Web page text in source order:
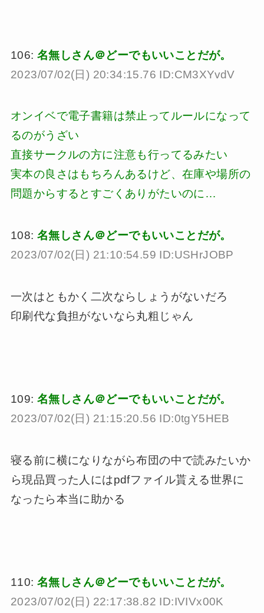
106: 名無しさん＠どーでもいいことだが。
2023/07/02(日) 20:34:15.76 ID:CM3XYvdV
オンイベで電子書籍は禁止ってルールになって
るのがうざい
直接サークルの方に注意も行ってるみたい
実本の良さはもちろんあるけど、在庫や場所の
問題からするとすごくありがたいのに…
108: 名無しさん＠どーでもいいことだが。
2023/07/02(日) 21:10:54.59 ID:USHrJOBP
一次はともかく二次ならしょうがないだろ
印刷代な負担がないなら丸粗じゃん
109: 名無しさん＠どーでもいいことだが。
2023/07/02(日) 21:15:20.56 ID:0tgY5HEB
寝る前に横になりながら布団の中で読みたいか
ら現品買った人にはpdfファイル貰える世界に
なったら本当に助かる
110: 名無しさん＠どーでもいいことだが。
2023/07/02(日) 22:17:38.82 ID:IVIVx00K